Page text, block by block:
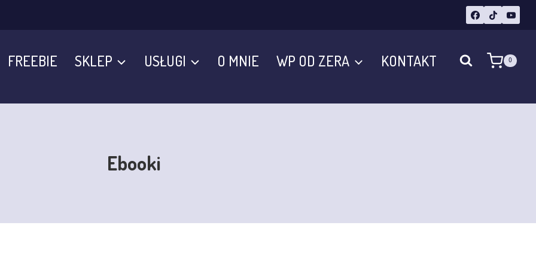
FREEBIE SKLEP USŁUGI O MNIE WP OD ZERA KONTAKT 0
Ebooki